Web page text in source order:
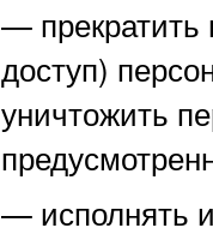
—
доступ)
уничтожить
— исполнять